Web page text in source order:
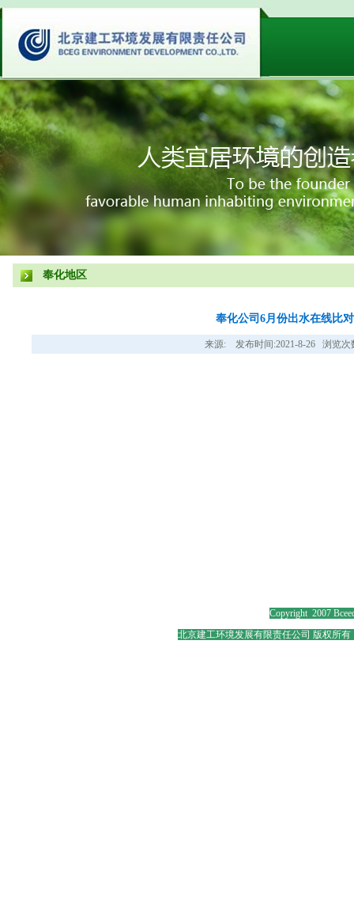
奉化地区
奉化公司6月份出水在线比
来源: 发布时间:2021-8-26 浏览次
Copyright 2007
北京建工环境发展有限责任公司 版